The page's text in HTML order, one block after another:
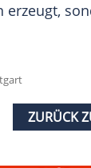
erzeugt,
ZURÜCK